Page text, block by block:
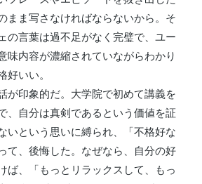
まま写さなければならないから。そ
の言葉は過不足がなく完璧で、ユー
味内容が濃縮されていながらわかり
好いい。
が印象的だ。大学院で初めて講義を
、自分は真剣であるという価値を証
いという思いに縛られ、「不格好な
て、後悔した。なぜなら、自分の好
ば、「もっとリラックスして、もっ